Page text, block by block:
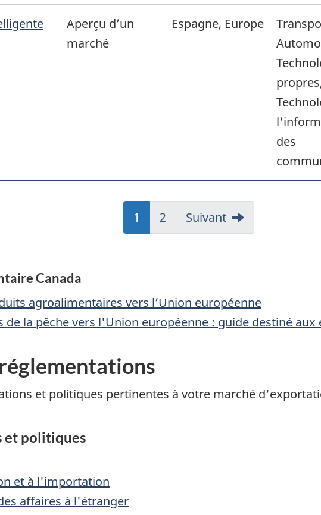
Aperçu d’un
marché
Espagne, Europe
des
Page
1 Page
2 Page
Suivant
Canada
agroalimentaires vers l’Union européenne
la pêche vers l'Union européenne : guide destiné aux
et politiques pertinentes à votre marché
et politiques
et à l'importation
affaires à l'étranger